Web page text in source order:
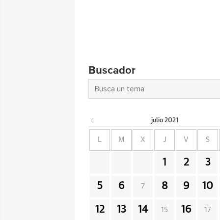
Buscador
julio 2021
L M X J V S
1 2 3
5 6 7 8 9 10
12 13 14 15 16 17